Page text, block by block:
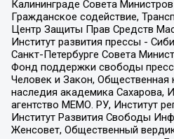
Калининграде Совета
Гражданское содействие,
Центр Защиты Прав Средств
Институт развития прессы -
Санкт-Петербурге Совета
Фонд поддержки свободы
Человек и Закон, Общественная
наследия академика Сахарова,
агентство МЕМО. РУ, Институт
Институт Развития Свободы
Женсовет, Общественный